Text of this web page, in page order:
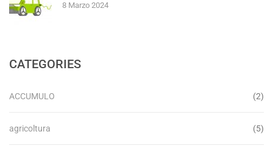
8 Marzo 2024
CATEGORIES
ACCUMULO (2)
agricoltura (5)